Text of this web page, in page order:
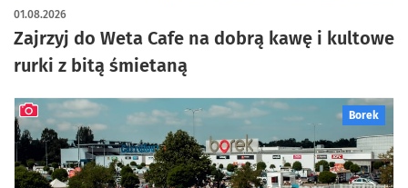
Zajrzyj do Weta Cafe na dobrą kawę i kultowe
rurki z bitą śmietaną
01.08.2026
artykuł z galerią zdjęć
Borek